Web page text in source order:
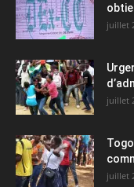
juillet
juillet
juillet